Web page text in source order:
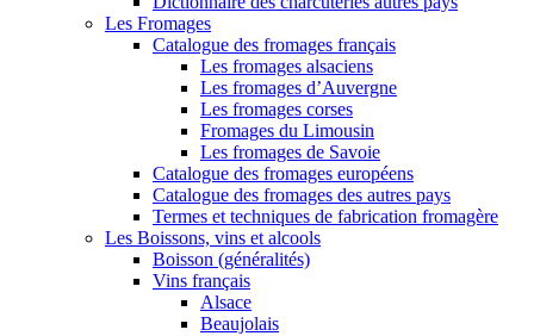
Les Fromages
Catalogue des fromages français
Les fromages alsaciens
Les fromages d’Auvergne
Les fromages corses
Fromages du Limousin
Les fromages de Savoie
Catalogue des fromages européens
Catalogue des fromages des autres pays
Termes et techniques de fabrication fromagère
Les Boissons, vins et alcools
Boisson (généralités)
Vins français
Alsace
Beaujolais